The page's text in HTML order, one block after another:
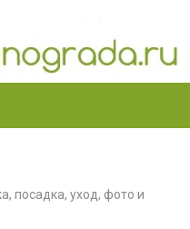
посадка, уход, фото и